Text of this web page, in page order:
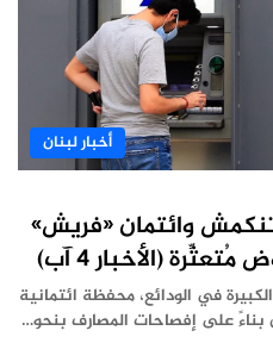
أخبار لبنان
وائتمان «فريش»
في الودائع، محفظة ائتمانية
على إفصاحات المصارف بنحو…